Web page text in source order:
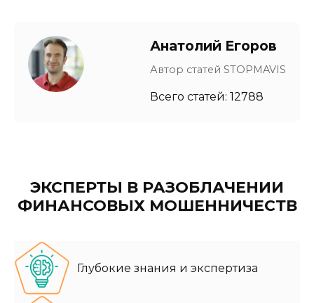
Анатолий Егоров
Автор статей STOPMAVIS
Всего статей: 12788
ЭКСПЕРТЫ В РАЗОБЛАЧЕНИИ
ФИНАНСОВЫХ МОШЕННИЧЕСТВ
Глубокие знания и экспертиза